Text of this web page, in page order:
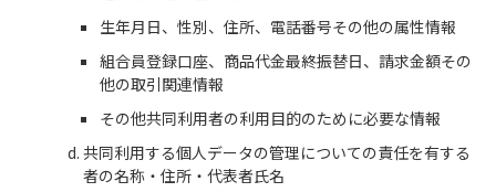
生年月日、性別、住所、電話番号その他の属性情報
組合員登録口座、商品代金最終振替日、請求金額その
他の取引関連情報
その他共同利用者の利用目的のために必要な情報
共同利用する個人データの管理についての責任を有する
者の名称・住所・代表者氏名